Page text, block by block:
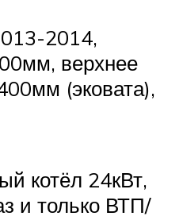
2014,
верхнее
(эковата),
котёл 24кВт,
и только ВТП/